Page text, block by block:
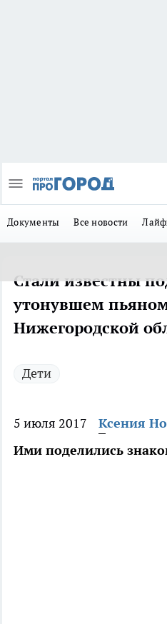
Документы Все новости
Стали известны
утонувшем
Нижегородской
Дети
5 июля 2017
Ксения
Ими поделились